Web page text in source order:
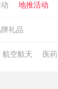
地推活动
礼品
航空航天 医药